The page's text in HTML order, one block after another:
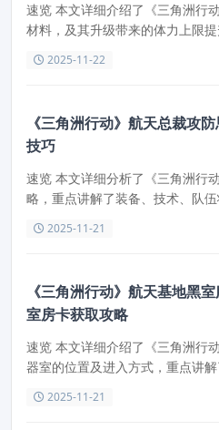
速览 本文详细介绍了《三角洲行
材料，及其升级带来的体力上限
2025-11-22
《三角洲行动》航天总裁攻
技巧
速览 本文详细分析了《三角洲行
略，重点讲解了装备、技术、队
裁交战多为3V3公平对枪，合理
2025-11-21
《三角洲行动》航天基地黑
室房卡获取攻略
速览 本文详细介绍了《三角洲行
器室的位置及进入方式，重点讲
2025-11-21